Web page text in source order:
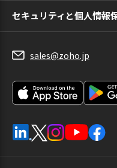
セキュリティと個人情報
sales@zoho.jp